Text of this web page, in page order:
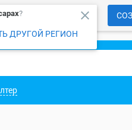
close
?
ДРУГОЙ РЕГИОН